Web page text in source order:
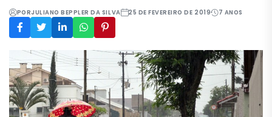
PORJULIANO BEPPLER DA SILVA 25 DE FEVEREIRO DE 2019 7 ANOS